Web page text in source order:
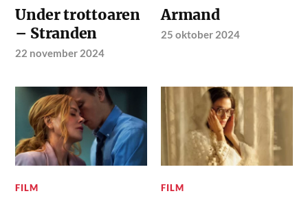
Under trottoaren
– Stranden
22 november 2024
Armand
25 oktober 2024
FILM FILM